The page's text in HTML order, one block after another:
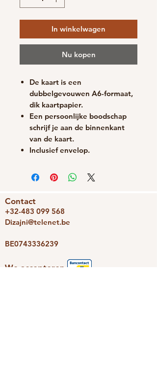
In winkelwagen
Nu kopen
De kaart is een
dubbelgevouwen A6-formaat,
dik kaartpapier.
Een persoonlijke boodschap
schrijf je aan de binnenkant
van de kaart.
Inclusief envelop.
Contact
+32-483 099 568
Dizajni@telenet.be
BE0743336239
We accepteren